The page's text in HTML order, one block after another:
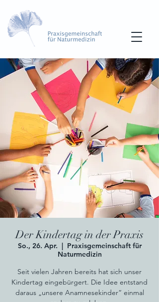
Der Kindertag in der Praxis
So., 26. Apr.
  |
Praxisgemeinschaft für
Naturmedizin
Seit vielen Jahren bereits hat sich unser
Kindertag eingebürgert. Die Idee entstand
daraus „unsere Anamnesekinder“ einmal